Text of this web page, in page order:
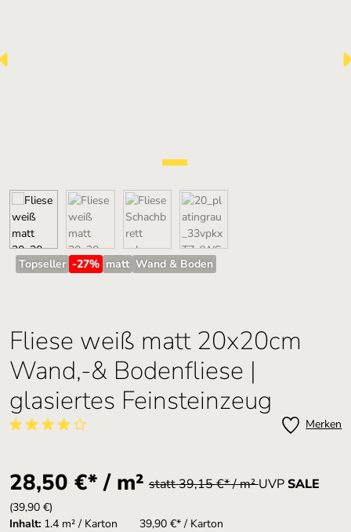
Topseller -27% matt Wand & Boden
Fliese weiß matt 20x20cm
Wand,-& Bodenfliese |
glasiertes Feinsteinzeug
Merken
28,50 €* / m² statt 39,15 €* / m²UVPSALE
(39,90 €)
Inhalt: 1.4 m² / Karton 39,90 €* / Karton